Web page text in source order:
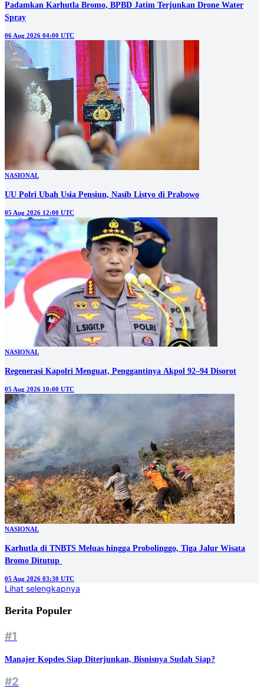
Padamkan Karhutla Bromo, BPBD Jatim Terjunkan Drone Water
Spray
06 Aug 2026 04:00 UTC
NASIONAL
UU Polri Ubah Usia Pensiun, Nasib Listyo di Prabowo
05 Aug 2026 12:00 UTC
NASIONAL
Regenerasi Kapolri Menguat, Penggantinya Akpol 92–94 Disorot
05 Aug 2026 10:00 UTC
NASIONAL
Karhutla di TNBTS Meluas hingga Probolinggo, Tiga Jalur Wisata
05 Aug 2026 03:30 UTC
Lihat selengkapnya
Berita Populer
#1
Manajer Kopdes Siap Diterjunkan, Bisnisnya Sudah Siap?
#2